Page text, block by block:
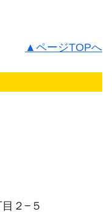
▲ページTOPへ
２−５